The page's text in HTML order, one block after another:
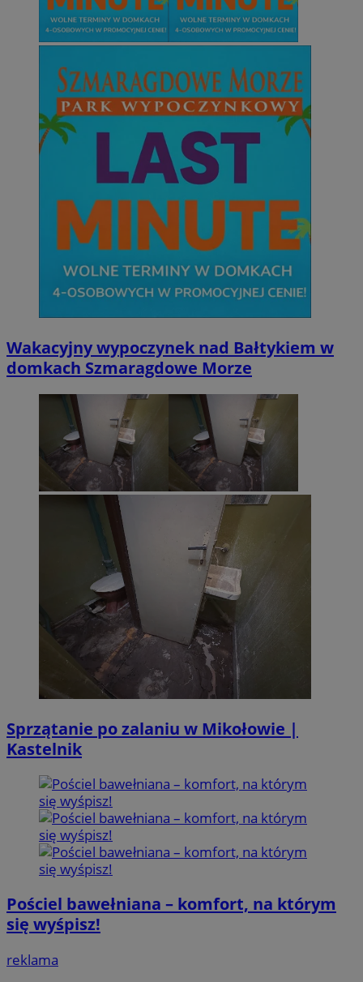
Wakacyjny wypoczynek nad Bałtykiem w
domkach Szmaragdowe Morze
Sprzątanie po zalaniu w Mikołowie |
Kastelnik
Pościel bawełniana – komfort, na którym
się wyśpisz!
reklama